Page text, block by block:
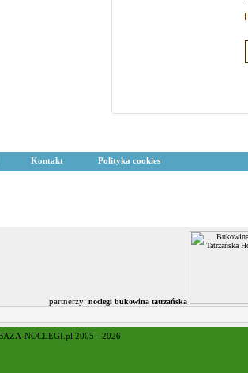
Kontakt Polityka cookies
NOCLEGI.pl 2005 - 2026
partnerzy: noclegi bukowina tatrzańska